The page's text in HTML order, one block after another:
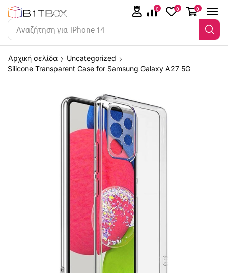
Αναζήτηση για iPhone 14
0 0 0
Αρχική σελίδα
Uncategorized
Silicone Transparent Case for Samsung Galaxy A27 5G